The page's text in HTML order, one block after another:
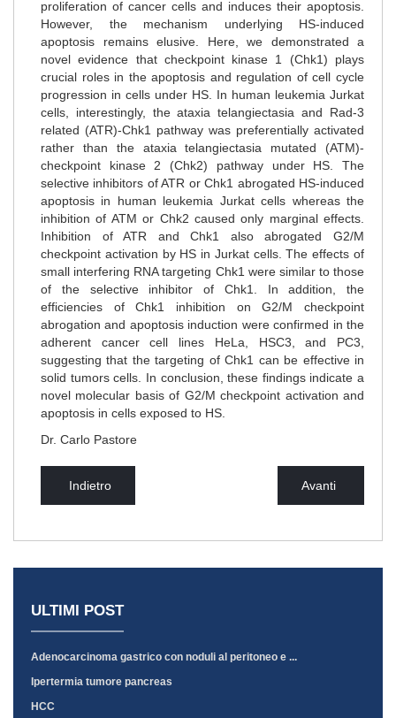
proliferation of cancer cells and induces their apoptosis.
However, the mechanism underlying HS-induced
apoptosis remains elusive. Here, we demonstrated a
novel evidence that checkpoint kinase 1 (Chk1) plays
crucial roles in the apoptosis and regulation of cell cycle
progression in cells under HS. In human leukemia Jurkat
cells, interestingly, the ataxia telangiectasia and Rad-3
related (ATR)-Chk1 pathway was preferentially activated
rather than the ataxia telangiectasia mutated (ATM)-
checkpoint kinase 2 (Chk2) pathway under HS. The
selective inhibitors of ATR or Chk1 abrogated HS-induced
apoptosis in human leukemia Jurkat cells whereas the
inhibition of ATM or Chk2 caused only marginal effects.
Inhibition of ATR and Chk1 also abrogated G2/M
checkpoint activation by HS in Jurkat cells. The effects of
small interfering RNA targeting Chk1 were similar to those
of the selective inhibitor of Chk1. In addition, the
efficiencies of Chk1 inhibition on G2/M checkpoint
abrogation and apoptosis induction were confirmed in the
adherent cancer cell lines HeLa, HSC3, and PC3,
suggesting that the targeting of Chk1 can be effective in
solid tumors cells. In conclusion, these findings indicate a
novel molecular basis of G2/M checkpoint activation and
apoptosis in cells exposed to HS.
Dr. Carlo Pastore
Indietro Avanti
ULTIMI POST
Adenocarcinoma gastrico con noduli al peritoneo e ...
Ipertermia tumore pancreas
HCC